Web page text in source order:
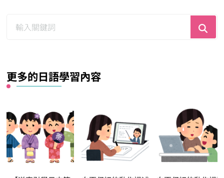
更多的日語學習內容